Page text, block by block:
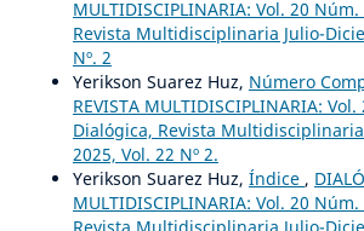
MULTIDISCIPLINARIA: Vol. 20
Revista Multidisciplinaria Julio-
Nº. 2
Yerikson Suarez Huz, Número
REVISTA MULTIDISCIPLINARIA:
Dialógica, Revista
2025, Vol. 22 Nº 2.
Yerikson Suarez Huz, Índice ,
MULTIDISCIPLINARIA: Vol. 20